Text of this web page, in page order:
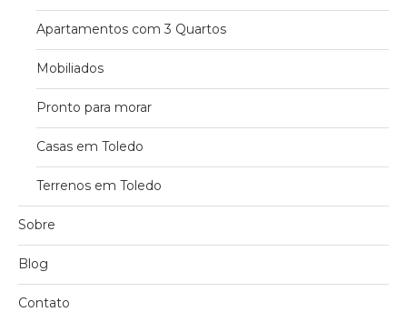
Apartamentos com 3 Quartos
Mobiliados
Pronto para morar
Casas em Toledo
Terrenos em Toledo
Sobre
Blog
Contato